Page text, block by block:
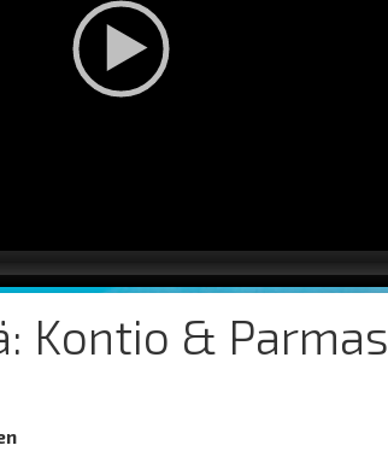
Kontio & Parmas